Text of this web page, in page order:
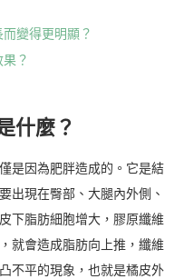
變得更明顯？
？
什麼？
是因為肥胖造成的。它是結
出現在臀部、大腿內外側、
下脂肪細胞增大，膠原纖維
就會造成脂肪向上推，纖維
不平的現象，也就是橘皮外